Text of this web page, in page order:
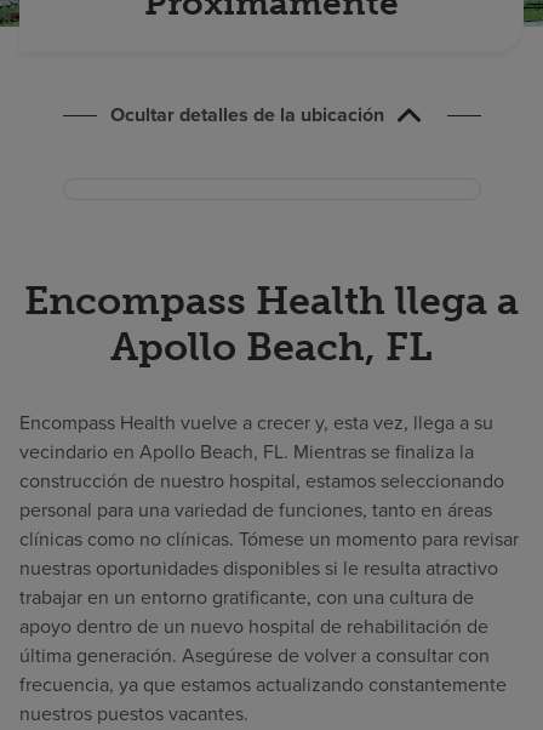
Buscar un centro
Ocultar detalles de la ubicación
Encompass Health llega a
Apollo Beach, FL
Encompass Health vuelve a crecer y, esta vez, llega a su
vecindario en Apollo Beach, FL. Mientras se finaliza la
construcción de nuestro hospital, estamos seleccionando
personal para una variedad de funciones, tanto en áreas
clínicas como no clínicas. Tómese un momento para revisar
nuestras oportunidades disponibles si le resulta atractivo
trabajar en un entorno gratificante, con una cultura de
apoyo dentro de un nuevo hospital de rehabilitación de
última generación. Asegúrese de volver a consultar con
frecuencia, ya que estamos actualizando constantemente
nuestros puestos vacantes.